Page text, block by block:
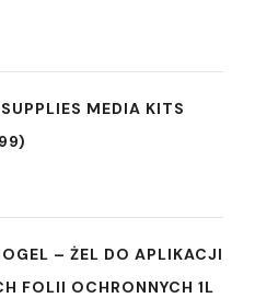
MEDIA KITS
– ŻEL DO APLIKACJI
FOLII OCHRONNYCH 1L